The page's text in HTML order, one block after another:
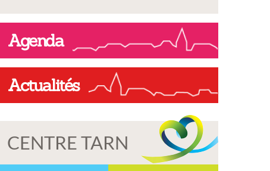
Agenda
Actualités
CENTRE TARN